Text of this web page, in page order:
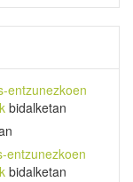
entzunezkoen
bidalketan
entzunezkoen
bidalketan